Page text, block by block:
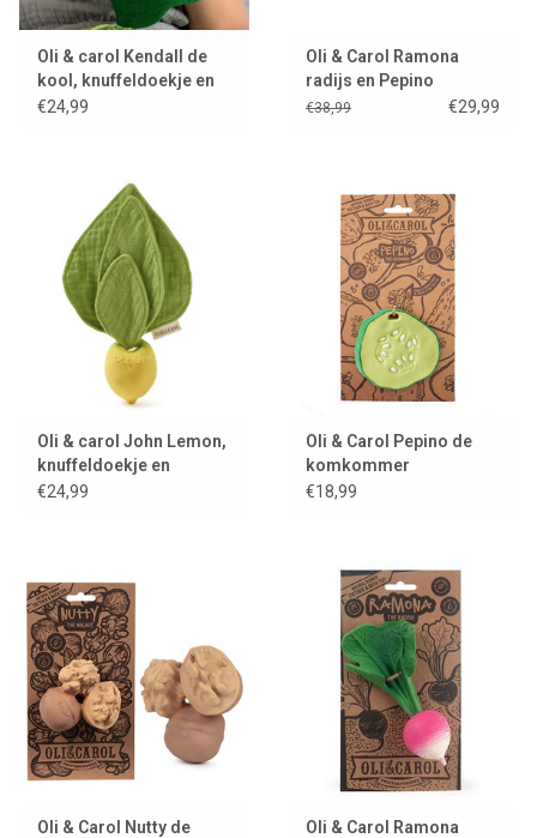
Oli & carol Kendall de
kool, knuffeldoekje en
bijtspeeltje
€24,99
Oli & Carol Ramona
radijs en Pepino
komkommer set
€38,99 €29,99
Oli & carol John Lemon,
knuffeldoekje en
bijtspeeltje
€24,99
Oli & Carol Pepino de
komkommer
€18,99
Oli & Carol Nutty de
Oli & Carol Ramona